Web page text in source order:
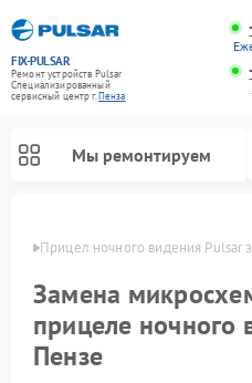
FIX-PULSAR
Ремонт устройств Pulsar
Специализированный
cервисный центр г.Пенза
Мы ремонтируем
Прицел ночного видения Pulsar
Замена
прицеле ночного
Пензе